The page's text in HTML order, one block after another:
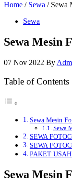
Home / Sewa / Sewa
Sewa
Sewa Mesin
07 Nov 2022 By
Table of Contents
Sewa Mesin
Sewa
SEWA
SEWA
PAKET
Sewa Mesin